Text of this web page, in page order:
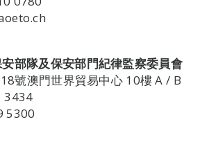
部隊及保安部門紀律監察委員會
號澳門世界貿易中心 10樓 A / B
3434
5300